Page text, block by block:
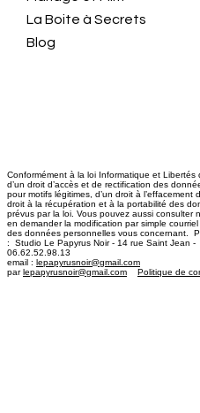
La Boite à Secrets
Blog
Conformément à la loi Informatique et
d’un droit d’accès et de rectification des
pour motifs légitimes, d’un droit à
droit à la récupération et à la portabilité des
prévus par la loi. Vous pouvez aussi consulter
en demander la modification par simple
des données personnelles vous concernant.
: Studio Le Papyrus Noir - 14 rue Saint Jean
email : lepapyrusnoir@gmail.com
Site
parlepapyrusnoir@gmail.com Politique de